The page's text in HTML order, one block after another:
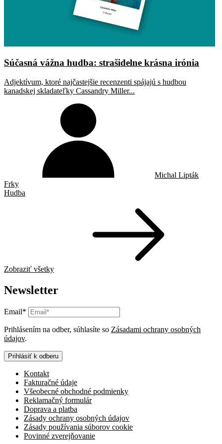
Súčasná vážna hudba: strašidelne krásna irónia
Adjektívum, ktoré najčastejšie recenzenti spájajú s hudbou
kanadskej skladateľky Cassandry Miller...
Michal Lipták
Frky
Hudba
Zobraziť všetky
Newsletter
Email*
Prihlásením na odber, súhlasíte so Zásadami ochrany osobných
údajov.
Prihlásiť k odberu
Kontakt
Fakturačné údaje
Všeobecné obchodné podmienky
Reklamačný formulár
Doprava a platba
Zásady ochrany osobných údajov
Zásady používania súborov cookie
Povinné zverejňovanie